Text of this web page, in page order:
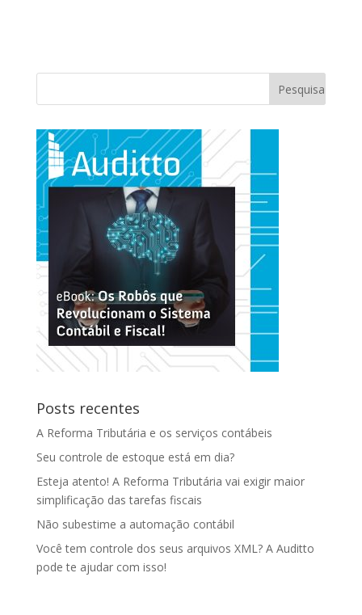
Posts recentes
A Reforma Tributária e os serviços contábeis
Seu controle de estoque está em dia?
Esteja atento! A Reforma Tributária vai exigir maior
simplificação das tarefas fiscais
Não subestime a automação contábil
Você tem controle dos seus arquivos XML? A Auditto
pode te ajudar com isso!